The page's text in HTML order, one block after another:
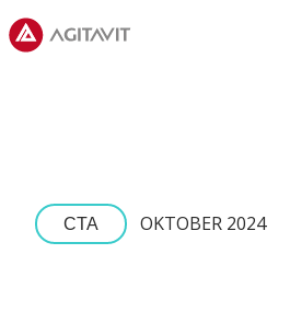
Agitavit
CTA OKTOBER 2024